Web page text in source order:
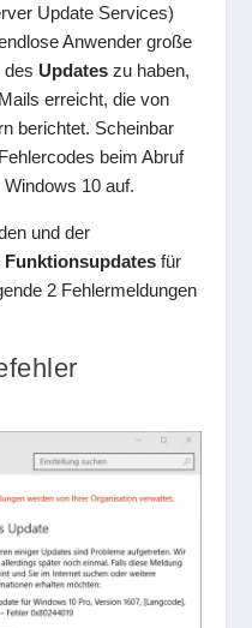
Update Services)
Anwender große
des Updates zu haben,
erreicht, die von
berichtet. Scheinbar
beim Abruf
Windows 10 auf.
und der
Funktionsupdates für
2 Fehlermeldungen